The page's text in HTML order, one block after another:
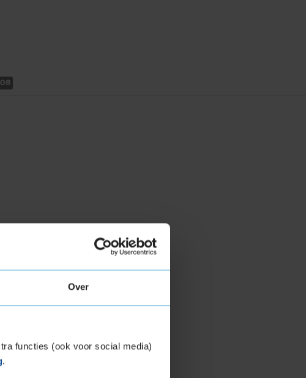
Over
functies (ook voor social media)
.